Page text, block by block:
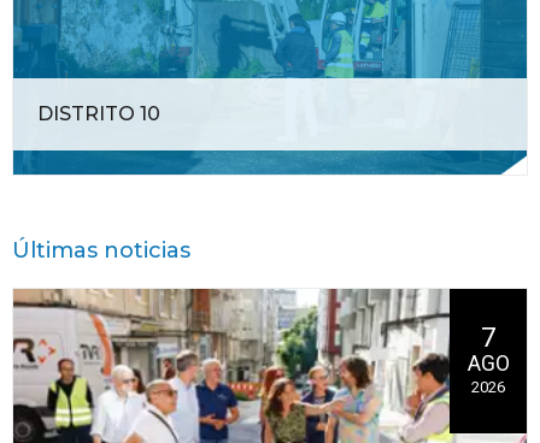
DISTRITO 10
Últimas noticias
7
AGO
2026